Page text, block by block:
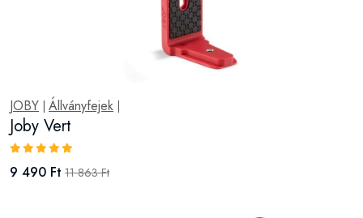
JOBY Állványfejek
Joby Vert
9 490 Ft 11 863 Ft